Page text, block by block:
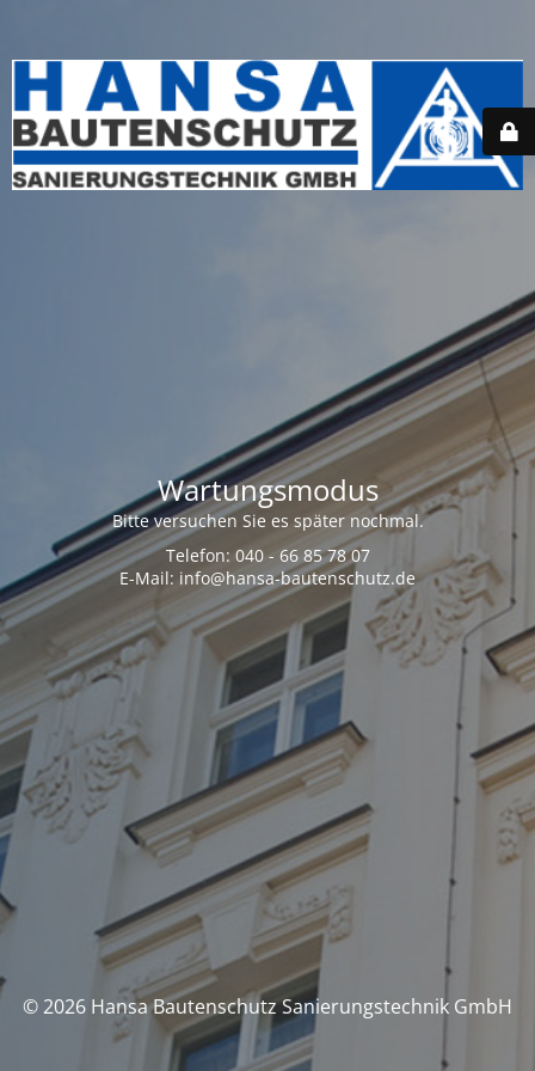
Wartungsmodus
Bitte versuchen Sie es später nochmal.
Telefon: 040 - 66 85 78 07
E-Mail: info@hansa-bautenschutz.de
© 2026 Hansa Bautenschutz Sanierungstechnik GmbH